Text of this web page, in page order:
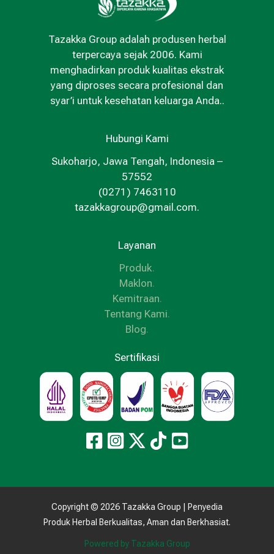
Tazakka Group adalah produsen herbal
terpercaya sejak 2006. Kami
menghadirkan produk kualitas ekstrak
yang diproses secara profesional dan
syar’i untuk kesehatan keluarga Anda..
Hubungi Kami
Sukoharjo, Jawa Tengah, Indonesia –
57552
(0271) 7463110
tazakkagroup@gmail.com.
Layanan
Produk.
Maklon.
Kemitraan.
Tentang Kami.
Blog.
Sertifikasi
Copyright © 2026 Tazakka Group | Penyedia
Produk Herbal Berkualitas, Aman dan Berkhasiat.
Powered by Tazakka Group